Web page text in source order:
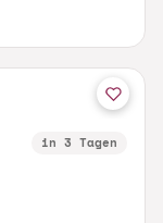
in 3 Tagen